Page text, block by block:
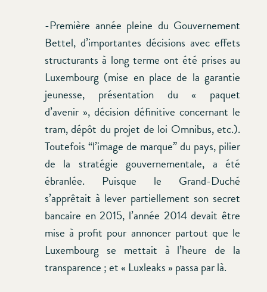
-Première année pleine du Gouvernement
Bettel, d’importantes décisions avec effets
structurants à long terme ont été prises au
Luxembourg (mise en place de la garantie
jeunesse, présentation du « paquet
d’avenir », décision définitive concernant le
tram, dépôt du projet de loi Omnibus, etc.).
Toutefois “l’image de marque” du pays, pilier
de la stratégie gouvernementale, a été
ébranlée. Puisque le Grand-Duché
s’apprêtait à lever partiellement son secret
bancaire en 2015, l’année 2014 devait être
mise à profit pour annoncer partout que le
Luxembourg se mettait à l’heure de la
transparence ; et « Luxleaks » passa par là.